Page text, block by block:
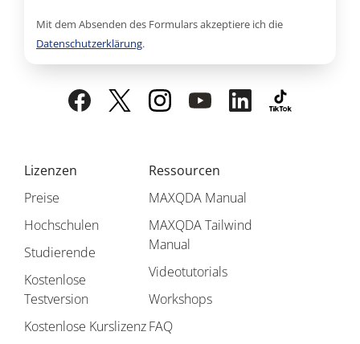
Lizenzen
Preise
Hochschulen
Studierende
Kostenlose
Testversion
Kostenlose Kurslizenz
Ressourcen
MAXQDA Manual
MAXQDA Tailwind
Manual
Videotutorials
Workshops
FAQ
Mit dem Absenden des Formulars akzeptiere ich die
Datenschutzerklärung.